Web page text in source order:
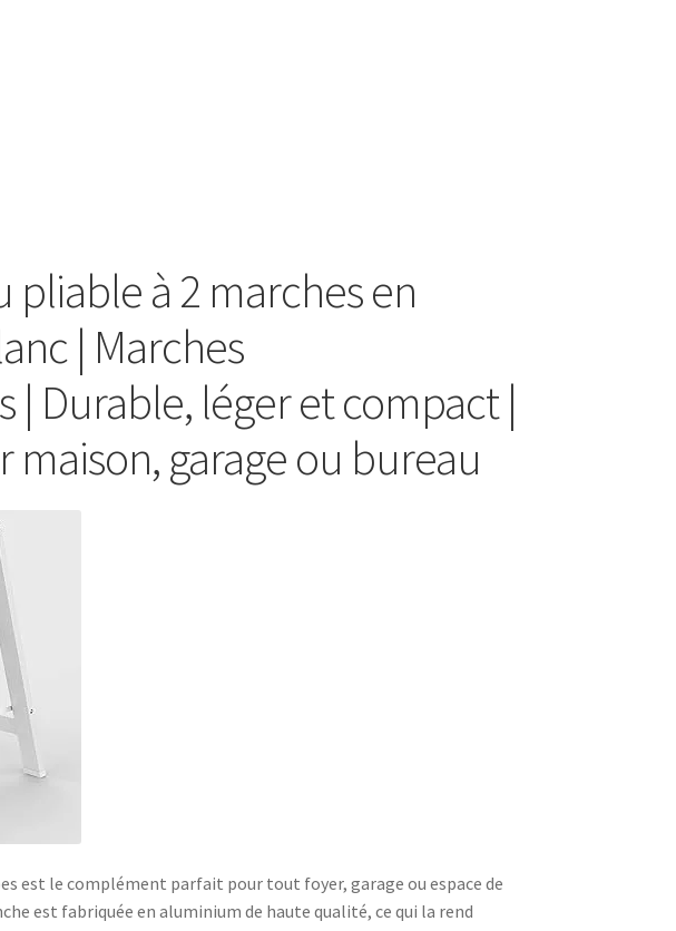
pliable à 2 marches en
| Marches
| Durable, léger et compact |
maison, garage ou bureau
est le complément parfait pour tout foyer, garage ou espace de
est fabriquée en aluminium de haute qualité, ce qui la rend